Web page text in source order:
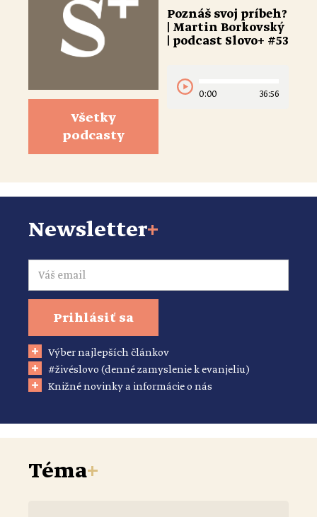
Všetky
podcasty
Poznáš svoj príbeh?
| Martin Borkovský
| podcast Slovo+ #53
0:00 36:56
Newsletter+
Email
Prihlásiť sa
Výber najlepších článkov
#živéslovo (denné zamyslenie k evanjeliu)
Knižné novinky a informácie o nás
Téma+